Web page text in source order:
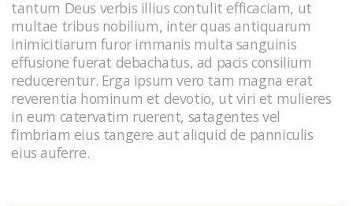
tantum Deus verbis illius contulit efficaciam, ut
multae tribus nobilium, inter quas antiquarum
inimicitiarum furor immanis multa sanguinis
effusione fuerat debachatus, ad pacis consilium
reducerentur. Erga ipsum vero tam magna erat
reverentia hominum et devotio, ut viri et mulieres
in eum catervatim ruerent, satagentes vel
fimbriam eius tangere aut aliquid de panniculis
eius auferre.